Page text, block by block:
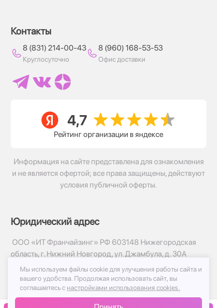
Контакты
8 (831) 214-00-43
Круглосуточно
8 (960) 168-53-53
Офис доставки
Рейтинг организации в яндексе
Информация на сайте представлена для ознакомления
и не является офертой; все права защищены, действуют
условия публичной оферты.
Юридический адрес
ООО «ИТ Франчайзинг» РФ 603148 Нижегородская
область, г. Нижний Новгород, ул. Джамбула, д. 30А
© 2017-2026г, База Цветов 24.ру
Политика конфиденциальности
Публичная оферта
Мы используем файлы cookie для улучшения работы сайта и
вашего удобства. Продолжая использовать сайт, вы
соглашаетесь с настройками использования cookies.